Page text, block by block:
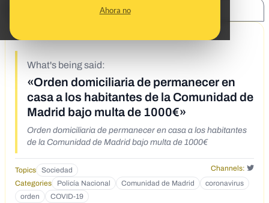
Ahora no
3/14/20
What's being said:
«Orden domiciliaria de permanecer en
casa a los habitantes de la Comunidad de
Madrid bajo multa de 1000€»
Orden domiciliaria de permanecer en casa a los habitantes
de la Comunidad de Madrid bajo multa de 1000€
Topics Sociedad
Channels:
Categories
Policía Nacional Comunidad de Madrid
coronavirus
orden
COVID-19